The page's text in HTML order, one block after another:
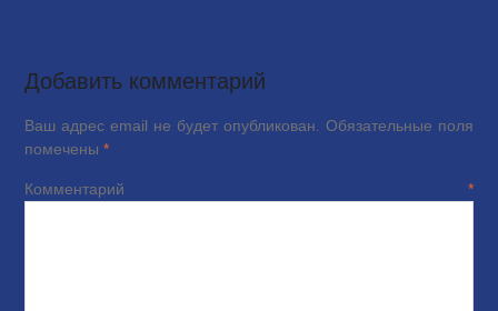
Добавить комментарий
Ваш адрес email не будет опубликован.
Обязательные поля
помечены *
Комментарий*